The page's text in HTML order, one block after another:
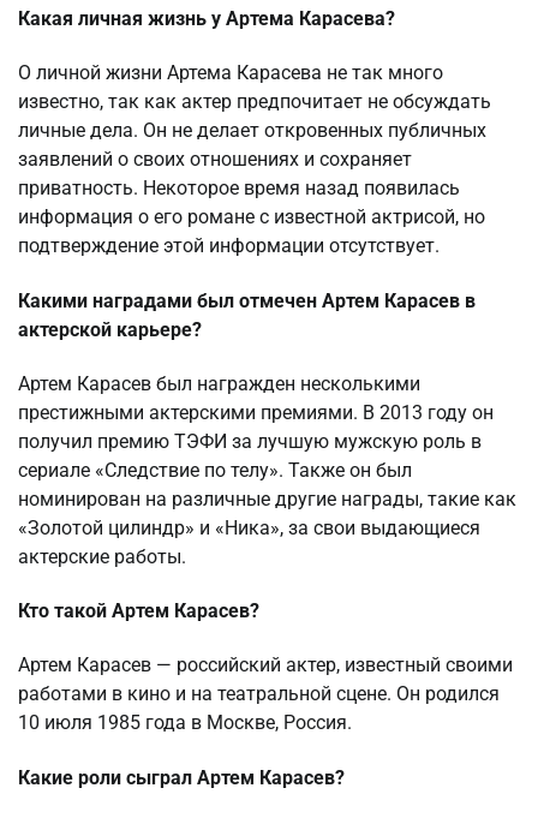
Какая личная жизнь у Артема Карасева?
О личной жизни Артема Карасева не так много
известно, так как актер предпочитает не обсуждать
личные дела. Он не делает откровенных публичных
заявлений о своих отношениях и сохраняет
приватность. Некоторое время назад появилась
информация о его романе с известной актрисой, но
подтверждение этой информации отсутствует.
Какими наградами был отмечен Артем Карасев в
актерской карьере?
Артем Карасев был награжден несколькими
престижными актерскими премиями. В 2013 году он
получил премию ТЭФИ за лучшую мужскую роль в
сериале «Следствие по телу». Также он был
номинирован на различные другие награды, такие как
«Золотой цилиндр» и «Ника», за свои выдающиеся
актерские работы.
Кто такой Артем Карасев?
Артем Карасев — российский актер, известный своими
работами в кино и на театральной сцене. Он родился
10 июля 1985 года в Москве, Россия.
Какие роли сыграл Артем Карасев?